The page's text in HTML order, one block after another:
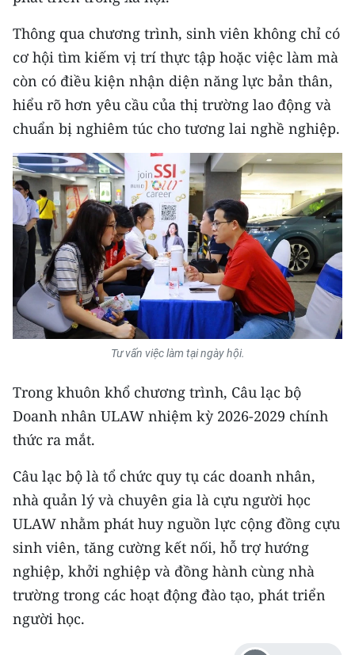
CHUYÊN ĐỀ
CÁC CHUYÊN TRANG
VỀ BÁO NHÂN DÂN
THỜI NAY
NHÂN DÂN CUỐI TUẦN
NHÂN DÂN HẰNG THÁNG
MUA BÁO
ĐỌC BÁO IN
中文
FRANÇAIS
РУССКИЙ
ESPAÑOL
한국어
Thông qua chương trình, sinh viên không chỉ có
cơ hội tìm kiếm vị trí thực tập hoặc việc làm mà
còn có điều kiện nhận diện năng lực bản thân,
hiểu rõ hơn yêu cầu của thị trường lao động và
chuẩn bị nghiêm túc cho tương lai nghề nghiệp.
Tư vấn việc làm tại ngày hội.
Trong khuôn khổ chương trình, Câu lạc bộ
Doanh nhân ULAW nhiệm kỳ 2026-2029 chính
thức ra mắt.
Câu lạc bộ là tổ chức quy tụ các doanh nhân,
nhà quản lý và chuyên gia là cựu người học
ULAW nhằm phát huy nguồn lực cộng đồng cựu
sinh viên, tăng cường kết nối, hỗ trợ hướng
nghiệp, khởi nghiệp và đồng hành cùng nhà
trường trong các hoạt động đào tạo, phát triển
người học.